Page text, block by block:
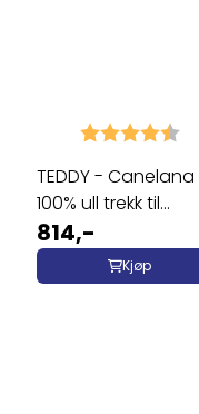
Karakter:
TEDDY - Canelana
100% ull trekk til
hundeseng
814,-
Kjøp